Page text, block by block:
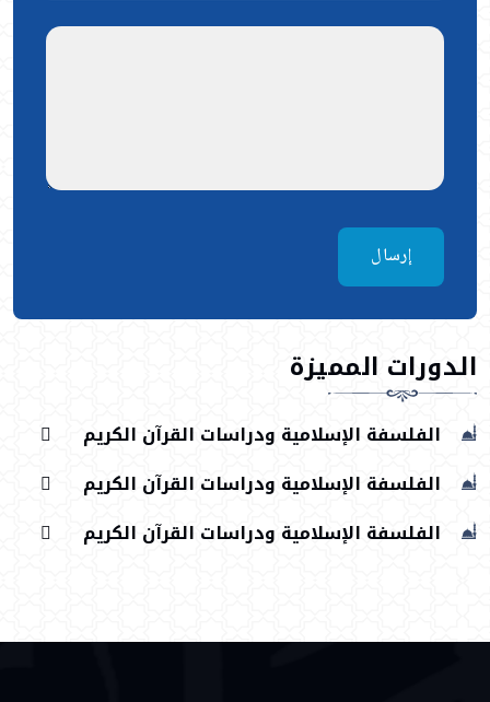
إرسال
الدورات المميزة
الفلسفة الإسلامية ودراسات القرآن الكريم
الفلسفة الإسلامية ودراسات القرآن الكريم
الفلسفة الإسلامية ودراسات القرآن الكريم